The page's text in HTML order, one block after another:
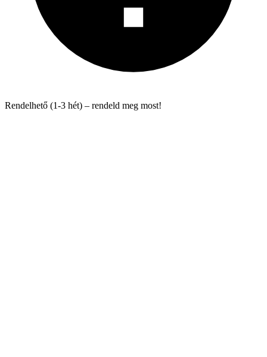
Rendelhető (1-3 hét) – rendeld meg most!